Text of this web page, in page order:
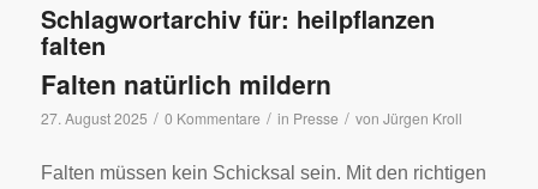
Schlagwortarchiv für: heilpflanzen
falten
Falten natürlich mildern
27. August 2025 / 0 Kommentare / in Presse / von Jürgen Kroll
Falten müssen kein Schicksal sein. Mit den richtigen